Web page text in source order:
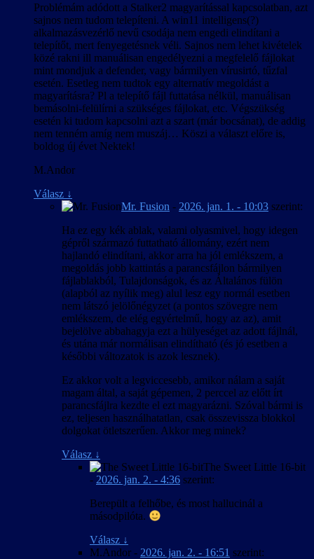
Problémám adódott a Stalker2 magyarítással kapcsolatban, azt
sajnos nem tudom telepíteni. A win11 intelligens(?)
alkalmazásvezérlő nevű csodája nem engedi elindítani a
telepítőt, mert fenyegetésnek véli. Sajnos nem lehet kivételek
közé rakni ill manuálisan engedélyezni a megfelelő fájlokat
mint mondjuk a defender, vagy bármilyen vírusirtó, tűzfal
esetén. Esetleg nem tudtok egy alternatív megoldást a
magyarításra? Pl a telepítő fájl futtatása nélkül, manuálisan
bemásolni-felülírni a szükséges fájlokat, etc. Végszükség
esetén ki tudom kapcsolni azt a szart (már bocsánat), de addig
nem tenném amíg nem muszáj… Köszi a választ előre is,
boldog új évet Nektek!
M.Andor
Válasz ↓
Mr. Fusion - 2026. jan. 1. - 10:03 szerint:
Ha ez egy kék ablak, valami olyasmivel, hogy idegen
gépről származó futtatható állomány, ezért nem
hajlandó elindítani, akkor arra ha jól emlékszem, a
megoldás jobb kattintás a parancsfájlon bármilyen
fájlablakból, Tulajdonságok, és az Általános fülön
(alapból az nyílik meg) alul lesz egy normál esetben
nem látszó jelölőnégyzet (a pontos szövegre nem
emlékszem, de elég egyértelmű, hogy az az), amit
bejelölve abbahagyja ezt a hülyeséget az adott fájlnál,
és utána már normálisan elindítható (és jó esetben a
későbbi változatok is azok lesznek).
Ez akkor volt a legviccesebb, amikor nálam a saját
magam által, a saját gépemen, 2 perccel az előtt írt
parancsfájlra kezdte el ezt magyarázni. Szóval bármi is
ez, teljesen használhatatlan, csak összevissza blokkol
dolgokat ötletszerűen. Akkor meg minek?
Válasz ↓
The Sweet Little 16-bit
- 2026. jan. 2. - 4:36 szerint:
Berepült a felhőbe, és most hallucinál a
másodpilóta.
Válasz ↓
M.Andor - 2026. jan. 2. - 16:51 szerint: